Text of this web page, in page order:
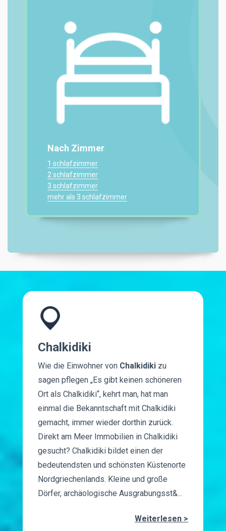
Nach Zimmer
1 schlafzimmer
2 schlafzimmer
3 schlafzimmer
mehr als 3 schlafzimmer
Chalkidiki
Wie die Einwohner von Chalkidiki zu
sagen pflegen „Es gibt keinen schöneren
Ort als Chalkidiki“, kehrt man, hat man
einmal die Bekanntschaft mit Chalkidiki
gemacht, immer wieder dorthin zurück.
Direkt am Meer Immobilien in Chalkidiki
gesucht? Chalkidiki bildet einen der
bedeutendsten und schönsten Küstenorte
Nordgriechenlands. Kleine und große
Dörfer, archäologische Ausgrabungsst&...
Weiterlesen >